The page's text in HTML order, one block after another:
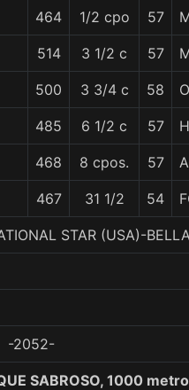
464 1/2 cpo 57
514 3 1/2 c 57
500 3 3/4 c 58
485 6 1/2 c 57
468 8 cpos. 57
467 31 1/2 54
STAR (USA)-
-2052-
SABROSO, 1000